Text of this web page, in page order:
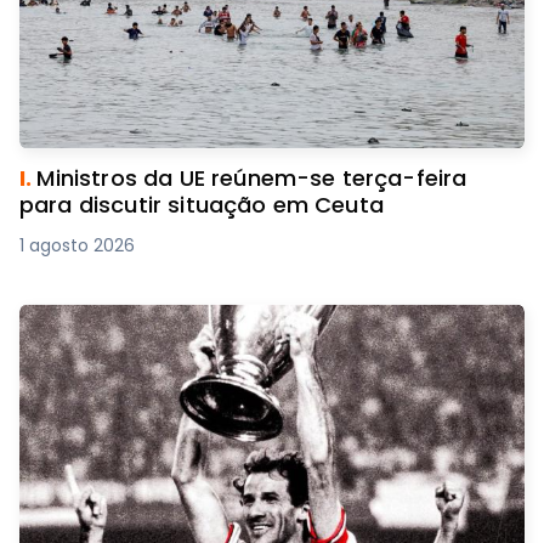
I. Ministros da UE reúnem-se terça-feira
para discutir situação em Ceuta
1 agosto 2026